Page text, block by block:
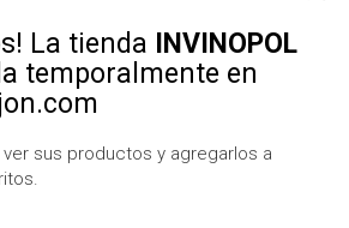
La tienda
INVINOPOL
temporalmente en
sus productos y agregarlos a